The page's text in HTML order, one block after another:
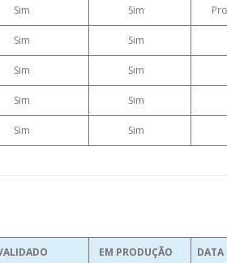
Sim Sim
Sim Sim
Sim Sim
Sim Sim
Sim Sim
EM PRODUÇÃO DATA